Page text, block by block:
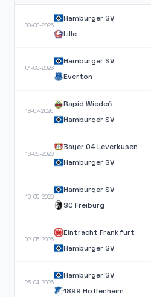
08-08-2026
Hamburger SV
Lille
01-08-2026
Hamburger SV
Everton
18-07-2026
Rapid Wiedeń
Hamburger SV
16-05-2026
Bayer 04 Leverkusen
Hamburger SV
10-05-2026
Hamburger SV
SC Freiburg
02-05-2026
Eintracht Frankfurt
Hamburger SV
25-04-2026
Hamburger SV
1899 Hoffenheim